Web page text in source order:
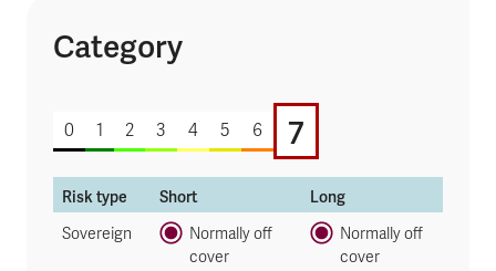
Category
7 of 7
0 1 2 3 4 5 6 7
Risk type Short Long
Sovereign
Normally off
cover
Normally off
cover